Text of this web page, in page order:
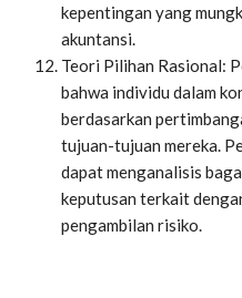
kepentingan yang
akuntansi.
Teori Pilihan Rasional:
bahwa individu dalam
berdasarkan
tujuan-tujuan mereka.
dapat menganalisis
keputusan terkait
pengambilan risiko.